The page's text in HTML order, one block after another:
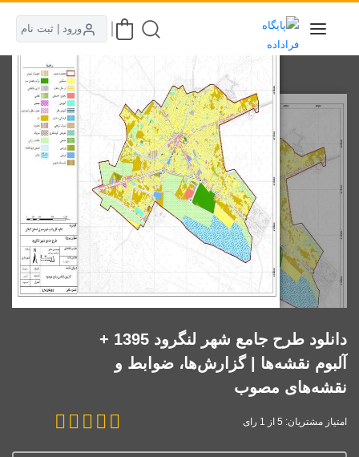
ورود | ثبت نام
دانلود طرح جامع شهر لنگرود 1395 +
آلبوم نقشه‌ها | گزارش‌ها، ضوابط و
نقشه‌های مصوب
امتیاز مشتریان: 5 از 1 رای